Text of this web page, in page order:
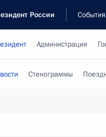
России События
Администрация
Стенограммы